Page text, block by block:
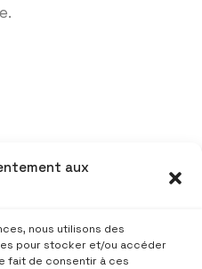
aux
nous utilisons des
pour stocker et/ou accéder
fait de consentir à ces